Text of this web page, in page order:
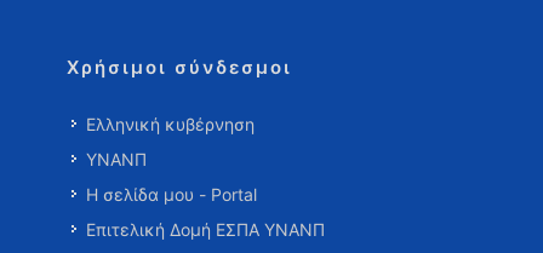
Χρήσιμοι σύνδεσμοι
Ελληνική κυβέρνηση
ΥΝΑΝΠ
Η σελίδα μου - Portal
Επιτελική Δομή ΕΣΠΑ ΥΝΑΝΠ